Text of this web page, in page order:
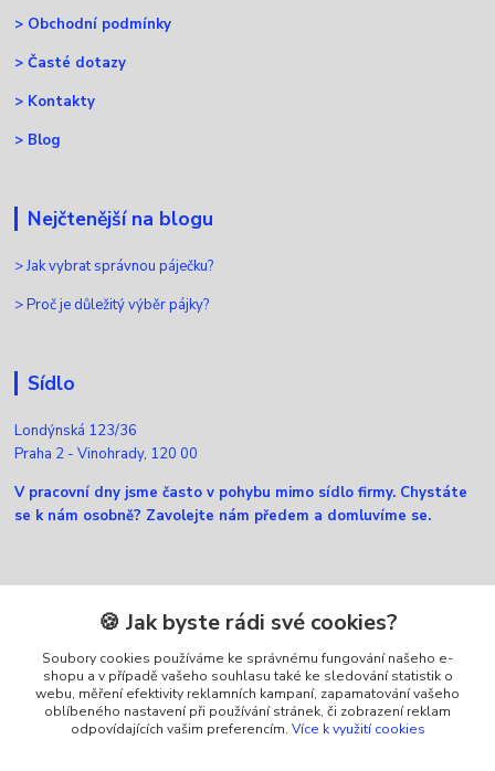
> Obchodní podmínky
>Časté dotazy
> Kontakty
> Blog
Nejčtenější na blogu
>Jak vybrat správnou páječku?
>Proč je důležitý výběr pájky?
Sídlo
Londýnská 123/36
Praha 2 - Vinohrady, 120 00
V pracovní dny jsme často v pohybu mimo sídlo firmy. Chystáte
se k nám osobně? Zavolejte nám předem a domluvíme se.
Kontakty
Zákaznická podpora Ellfox
+420 725 430 040
(Po-Pá, 8-16 hod.)
🍪 Jak byste rádi své cookies?
Soubory cookies používáme ke správnému fungování našeho e-
shopu a v případě vašeho souhlasu také ke sledování statistik o
webu, měření efektivity reklamních kampaní, zapamatování vašeho
oblíbeného nastavení při používání stránek, či zobrazení reklam
odpovídajících vašim preferencím. Více k využití cookies